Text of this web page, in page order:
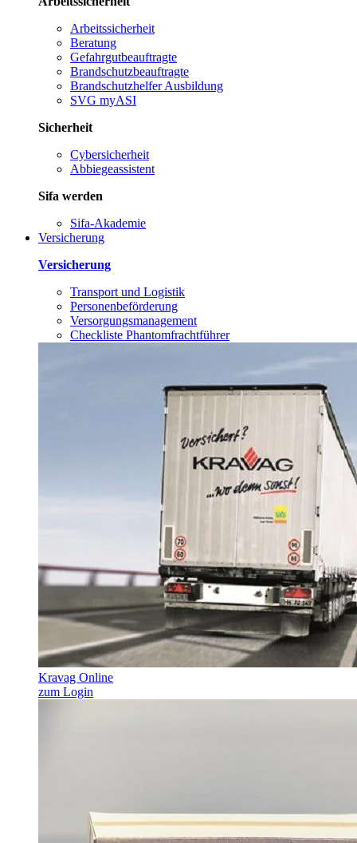
Arbeitssicherheit
Beratung
Gefahrgutbeauftragte
Brandschutzbeauftragte
Brandschutzhelfer Ausbildung
SVG myASI
Sicherheit
Cybersicherheit
Abbiegeassistent
Sifa werden
Sifa-Akademie
Versicherung
Versicherung
Transport und Logistik
Personenbeförderung
Versorgungsmanagement
Checkliste Phantomfrachtführer
Kravag Online
zum Login